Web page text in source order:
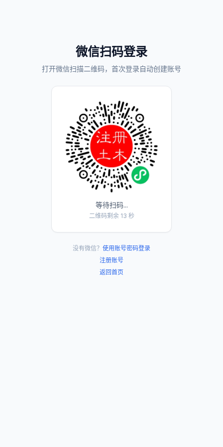
微信扫码登录
打开微信扫描二维码，首次登录自动创建账号
等待扫码...
二维码剩余 13 秒
没有微信？ 使用账号密码登录
注册账号
返回首页